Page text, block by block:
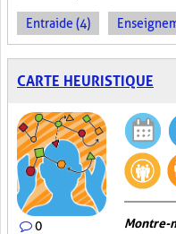
Entraide (4)
CARTE HEURISTIQUE
0 Montre-